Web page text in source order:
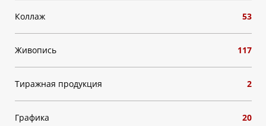
Коллаж 53
Живопись 117
Тиражная продукция 2
Графика 20